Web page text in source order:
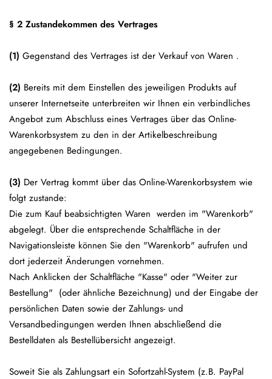
§ 2 Zustandekommen des Vertrages
(1) Gegenstand des Vertrages ist der Verkauf von Waren .
(2) Bereits mit dem Einstellen des jeweiligen Produkts auf
unserer Internetseite unterbreiten wir Ihnen ein verbindliches
Angebot zum Abschluss eines Vertrages über das Online-
Warenkorbsystem zu den in der Artikelbeschreibung
angegebenen Bedingungen.
(3) Der Vertrag kommt über das Online-Warenkorbsystem wie
folgt zustande:
Die zum Kauf beabsichtigten Waren werden im "Warenkorb"
abgelegt. Über die entsprechende Schaltfläche in der
Navigationsleiste können Sie den "Warenkorb" aufrufen und
dort jederzeit Änderungen vornehmen.
Nach Anklicken der Schaltfläche "Kasse" oder "Weiter zur
Bestellung" (oder ähnliche Bezeichnung) und der Eingabe der
persönlichen Daten sowie der Zahlungs- und
Versandbedingungen werden Ihnen abschließend die
Bestelldaten als Bestellübersicht angezeigt.
Soweit Sie als Zahlungsart ein Sofortzahl-System (z.B. PayPal